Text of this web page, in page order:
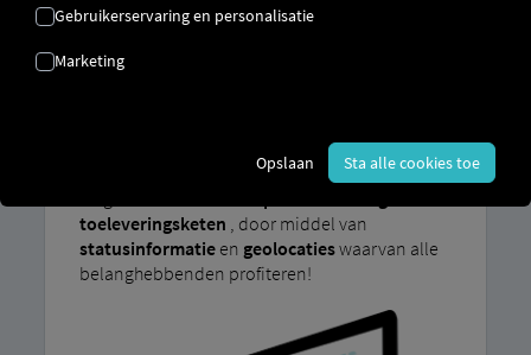
plannen,
Ons gezamenlijke doel is om met WebTMSte
toeleveringsketen , door middel van
statusinformatieen geolocatieswaarvan alle
belanghebbenden profiteren!
Gebruikerservaring en personalisatie
Marketing
Opslaan Sta alle cookies toe